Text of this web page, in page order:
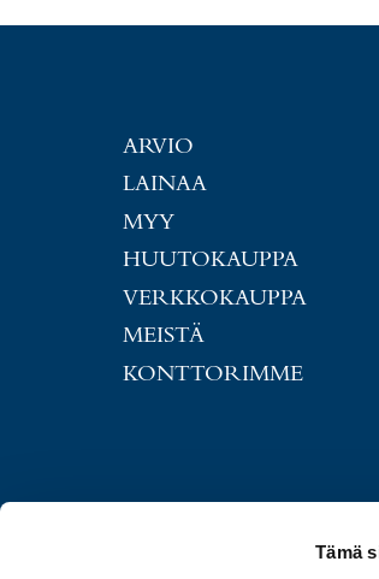
Tämä
ARVIO
LAINAA
MYY
HUUTOKAUPPA
VERKKOKAUPPA
MEISTÄ
KONTTORIMME